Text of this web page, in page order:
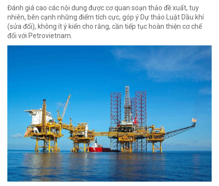
Đánh giá cao các nội dung được cơ quan soạn thảo đề xuất, tuy
nhiên, bên cạnh những điểm tích cực, góp ý Dự thảo Luật Dầu khí
(sửa đổi), không ít ý kiến cho rằng, cần tiếp tục hoàn thiện cơ chế
đối với Petrovietnam.